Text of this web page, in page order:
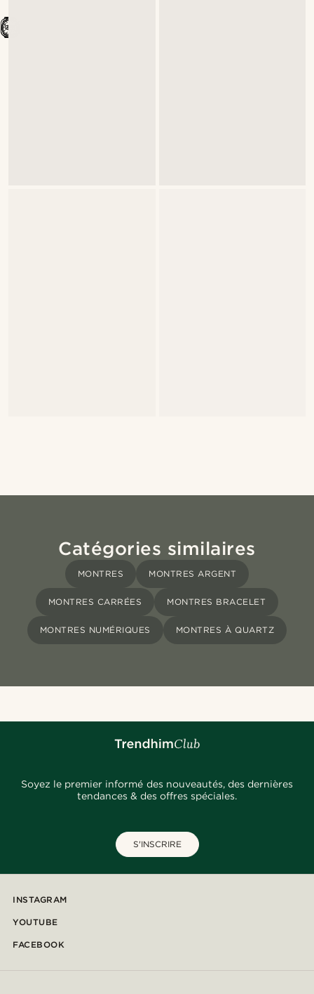
Catégories similaires
MONTRES MONTRES ARGENT
MONTRES CARRÉES MONTRES BRACELET
MONTRES NUMÉRIQUES MONTRES À QUARTZ
Soyez le premier informé des nouveautés, des dernières
tendances & des offres spéciales.
S'INSCRIRE
INSTAGRAM
YOUTUBE
FACEBOOK